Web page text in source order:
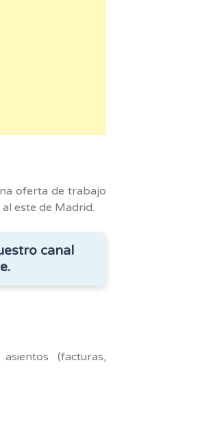
oferta de trabajo
este de Madrid.
canal
(facturas,